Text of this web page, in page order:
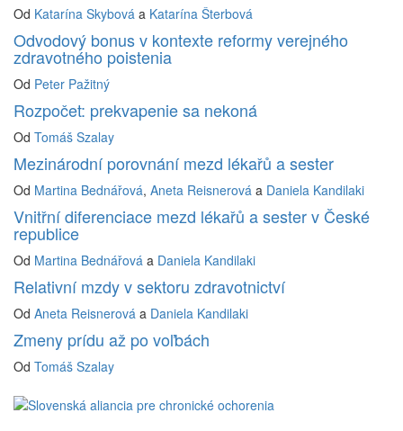
Od Katarína Skybová a Katarína Šterbová
Odvodový bonus v kontexte reformy verejného
zdravotného poistenia
Od Peter Pažitný
Rozpočet: prekvapenie sa nekoná
Od Tomáš Szalay
Mezinárodní porovnání mezd lékařů a sester
Od Martina Bednářová, Aneta Reisnerová a Daniela Kandilaki
Vnitřní diferenciace mezd lékařů a sester v České
republice
Od Martina Bednářová a Daniela Kandilaki
Relativní mzdy v sektoru zdravotnictví
Od Aneta Reisnerová a Daniela Kandilaki
Zmeny prídu až po voľbách
Od Tomáš Szalay